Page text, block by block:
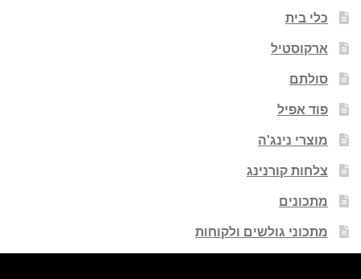
כלי בית
ארקוסטיל
סולתם
פוד אפיל
מוצרי נינג'ה
צלחות קורנינג
מתכונים
מתכוני גולשים ולקוחות